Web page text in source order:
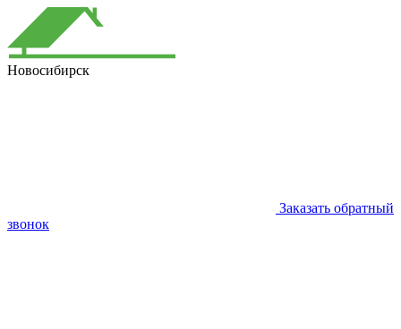
Новосибирск
Заказать обратный
звонок